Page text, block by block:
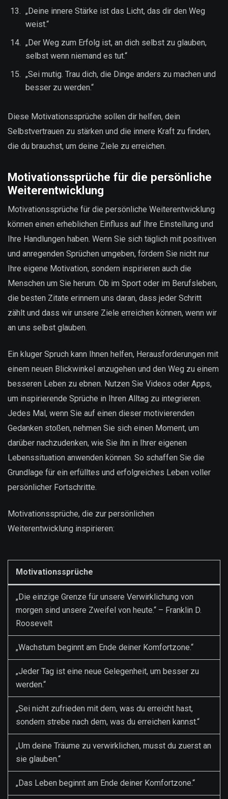
„Deine innere Stärke ist das Licht, das dir den Weg
weist.“
„Der Weg zum Erfolg ist, an dich selbst zu glauben,
selbst wenn niemand es tut.“
„Sei mutig. Trau dich, die Dinge anders zu machen und
besser zu werden.“
Diese Motivationssprüche sollen dir helfen, dein
Selbstvertrauen zu stärken und die innere Kraft zu finden,
die du brauchst, um deine Ziele zu erreichen.
Motivationssprüche für die persönliche
Weiterentwicklung
Motivationssprüche für die persönliche Weiterentwicklung
können einen erheblichen Einfluss auf Ihre Einstellung und
Ihre Handlungen haben. Wenn Sie sich täglich mit positiven
und anregenden Sprüchen umgeben, fördern Sie nicht nur
Ihre eigene Motivation, sondern inspirieren auch die
Menschen um Sie herum. Ob im Sport oder im Berufsleben,
die besten Zitate erinnern uns daran, dass jeder Schritt
zählt und dass wir unsere Ziele erreichen können, wenn wir
an uns selbst glauben.
Ein kluger Spruch kann Ihnen helfen, Herausforderungen mit
einem neuen Blickwinkel anzugehen und den Weg zu einem
besseren Leben zu ebnen. Nutzen Sie Videos oder Apps,
um inspirierende Sprüche in Ihren Alltag zu integrieren.
Jedes Mal, wenn Sie auf einen dieser motivierenden
Gedanken stoßen, nehmen Sie sich einen Moment, um
darüber nachzudenken, wie Sie ihn in Ihrer eigenen
Lebenssituation anwenden können. So schaffen Sie die
Grundlage für ein erfülltes und erfolgreiches Leben voller
persönlicher Fortschritte.
Motivationssprüche, die zur persönlichen
Weiterentwicklung inspirieren:
Motivationssprüche
„Die einzige Grenze für unsere Verwirklichung von
morgen sind unsere Zweifel von heute.“ – Franklin D.
Roosevelt
„Wachstum beginnt am Ende deiner Komfortzone.“
„Jeder Tag ist eine neue Gelegenheit, um besser zu
werden.“
„Sei nicht zufrieden mit dem, was du erreicht hast,
sondern strebe nach dem, was du erreichen kannst.“
„Um deine Träume zu verwirklichen, musst du zuerst an
sie glauben.“
„Das Leben beginnt am Ende deiner Komfortzone.“